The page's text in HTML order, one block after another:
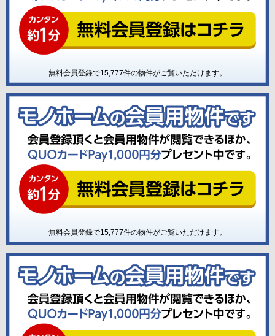
無料会員登録で15,777件の物件がご覧いただけます。
無料会員登録で15,777件の物件がご覧いただけます。